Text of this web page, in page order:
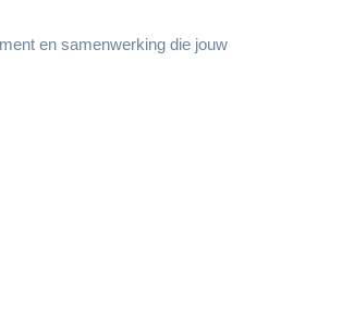
en samenwerking die jouw